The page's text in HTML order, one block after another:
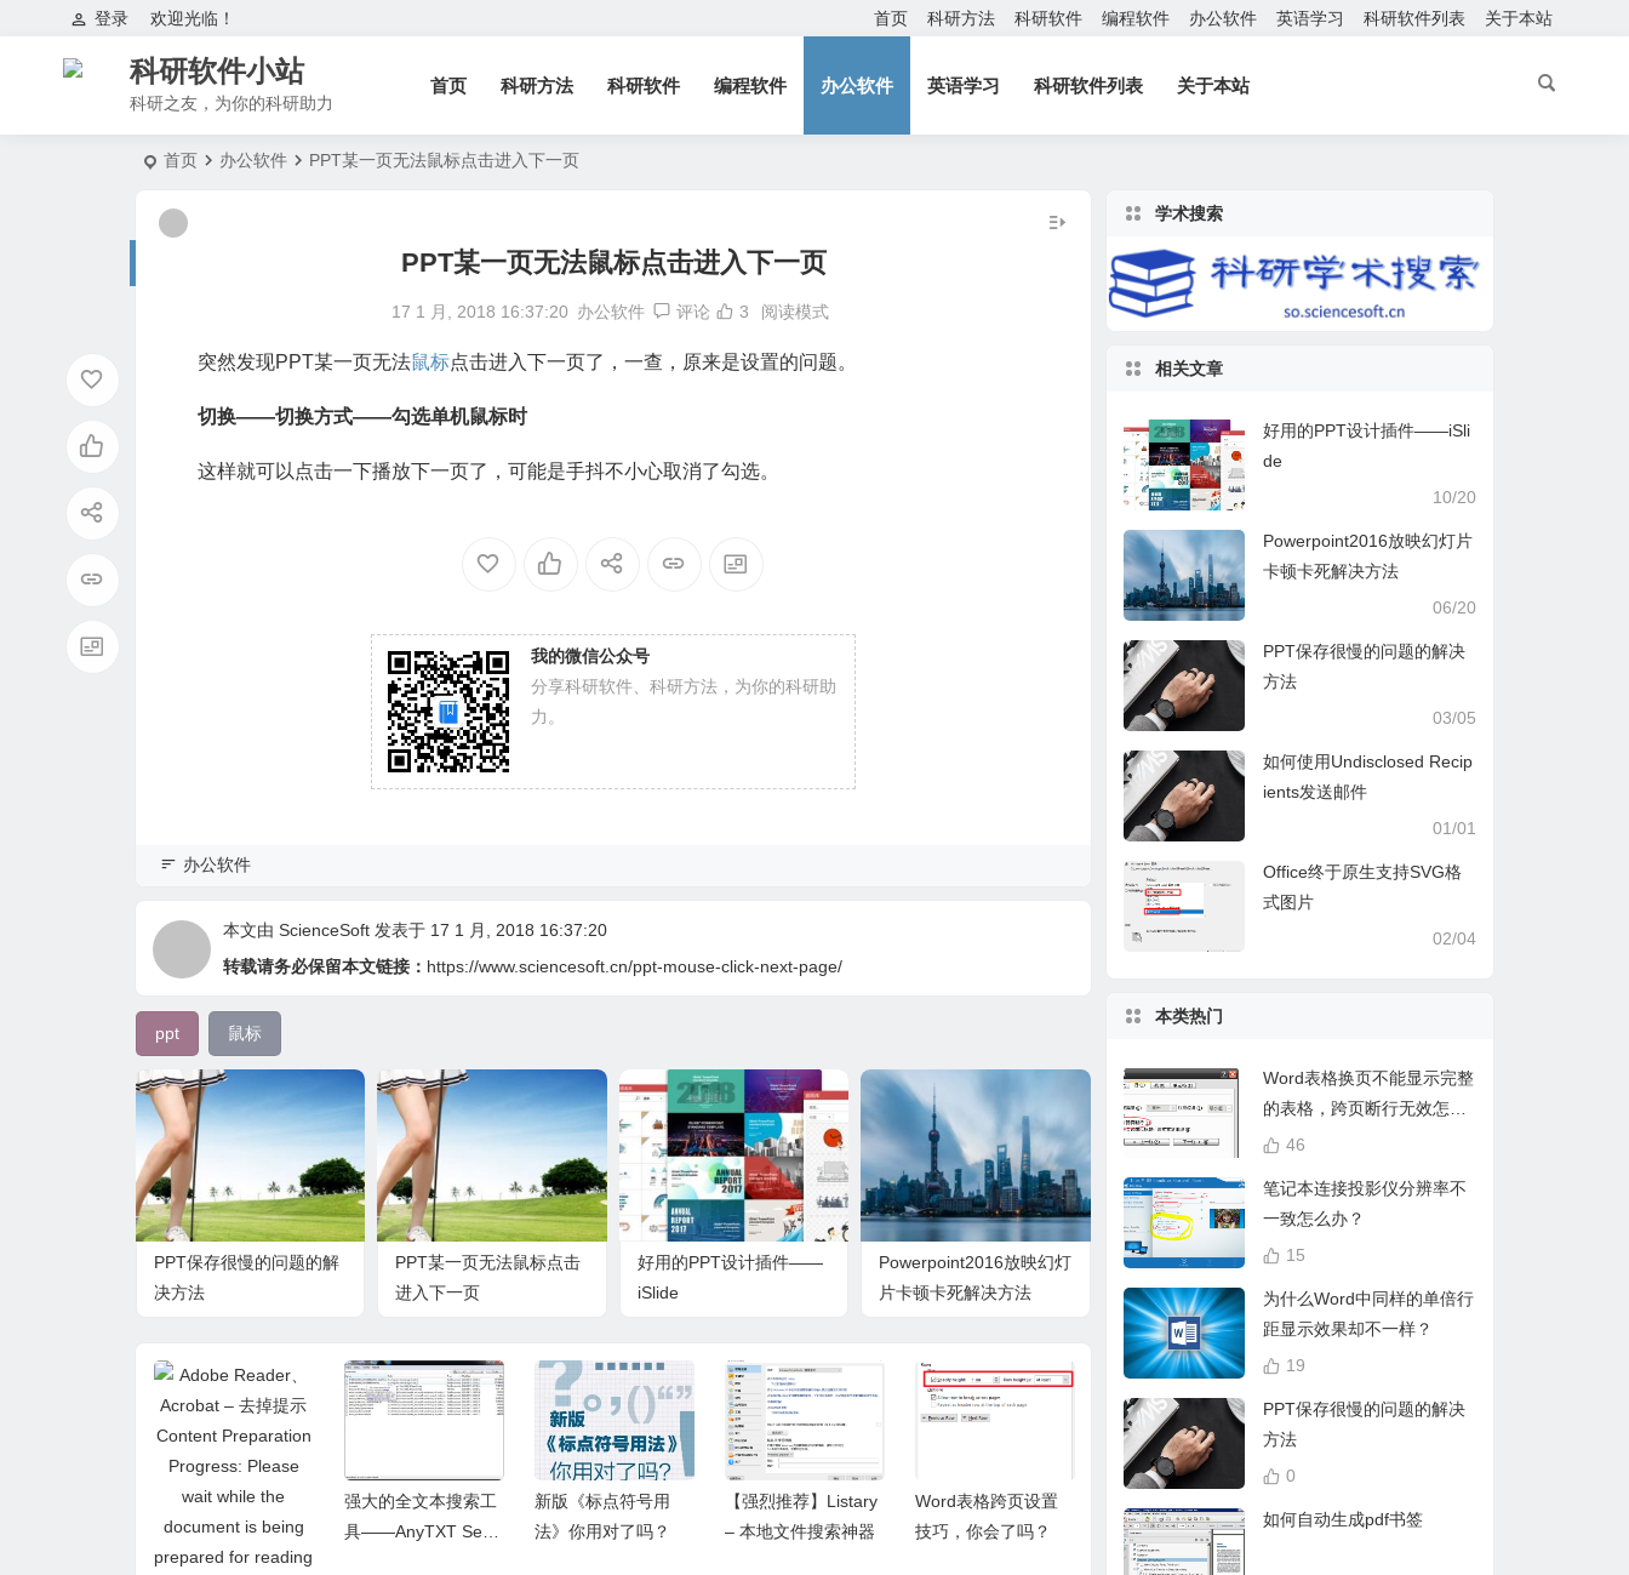
欢迎光临！
登录 首页 科研方法 科研软件 编程软件 办公软件 英语学习 科研软件列表 关于本站
科研软件小站
科研之友，为你的科研助力
首页 科研方法 科研软件 编程软件 办公软件 英语学习 科研软件列表 关于本站
首页 办公软件 PPT某一页无法鼠标点击进入下一页
PPT某一页无法鼠标点击进入下一页
17 1 月, 2018 16:37:20 办公软件 评论 3 阅读模式
突然发现PPT某一页无法鼠标点击进入下一页了，一查，原来是设置的问题。
切换——切换方式——勾选单机鼠标时
这样就可以点击一下播放下一页了，可能是手抖不小心取消了勾选。
我的微信公众号
分享科研软件、科研方法，为你的科研助
力。
办公软件
本文由 ScienceSoft 发表于 17 1 月, 2018 16:37:20
转载请务必保留本文链接： https://www.sciencesoft.cn/ppt-mouse-click-next-page/
ppt 鼠标
PPT保存很慢的问题的解
决方法
PPT某一页无法鼠标点击
进入下一页
好用的PPT设计插件——
iSlide
Powerpoint2016放映幻灯
片卡顿卡死解决方法
强大的全文本搜索工
具——AnyTXT Sear
新版《标点符号用
法》你用对了吗？
【强烈推荐】Listary
– 本地文件搜索神器
Word表格跨页设置
技巧，你会了吗？
【强烈推荐】Screen
工具
——iSlide
学术搜索
相关文章
好用的PPT设计插件——iSli
de
10/20
Powerpoint2016放映幻灯片
卡顿卡死解决方法
06/20
PPT保存很慢的问题的解决
方法
03/05
如何使用Undisclosed Recip
ients发送邮件
01/01
Office终于原生支持SVG格
式图片
02/04
本类热门
Word表格换页不能显示完整
的表格，跨页断行无效怎么
办？46
笔记本连接投影仪分辨率不
一致怎么办？
15
为什么Word中同样的单倍行
距显示效果却不一样？
19
PPT保存很慢的问题的解决
方法
0
如何自动生成pdf书签